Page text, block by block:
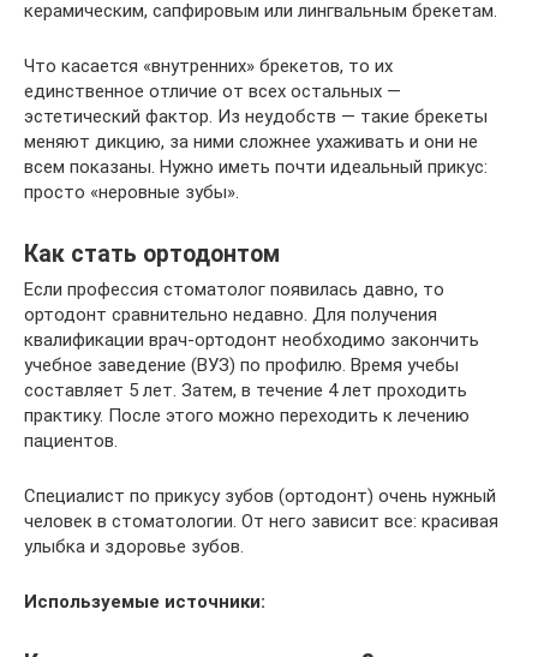
керамическим, сапфировым или лингвальным брекетам.
Что касается «внутренних» брекетов, то их
единственное отличие от всех остальных —
эстетический фактор. Из неудобств — такие брекеты
меняют дикцию, за ними сложнее ухаживать и они не
всем показаны. Нужно иметь почти идеальный прикус:
просто «неровные зубы».
Как стать ортодонтом
Если профессия стоматолог появилась давно, то
ортодонт сравнительно недавно. Для получения
квалификации врач-ортодонт необходимо закончить
учебное заведение (ВУЗ) по профилю. Время учебы
составляет 5 лет. Затем, в течение 4 лет проходить
практику. После этого можно переходить к лечению
пациентов.
Специалист по прикусу зубов (ортодонт) очень нужный
человек в стоматологии. От него зависит все: красивая
улыбка и здоровье зубов.
Используемые источники: